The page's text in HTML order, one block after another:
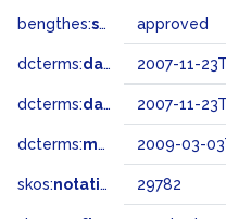
bengthes:status approved
dcterms:dateAccepted 2007-11-
dcterms:dateSubmitted 2007-11-
dcterms:modified 2009-03-
skos:notation 29782